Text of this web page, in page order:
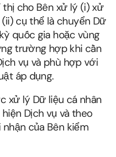
cho Bên xử lý (i) xử
cụ thể là chuyển Dữ
quốc gia hoặc vùng
trường hợp khi cần
vụ và phù hợp với
áp dụng.
xử lý Dữ liệu cá nhân
Dịch vụ và theo
của Bên kiểm